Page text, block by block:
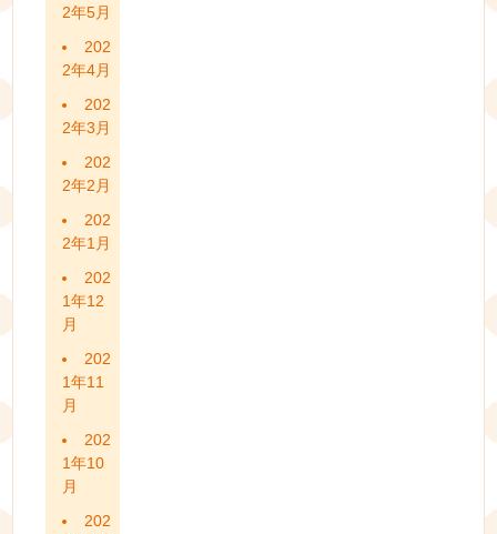
2年5月
202
2年4月
202
2年3月
202
2年2月
202
2年1月
202
1年12
月
202
1年11
月
202
1年10
月
202